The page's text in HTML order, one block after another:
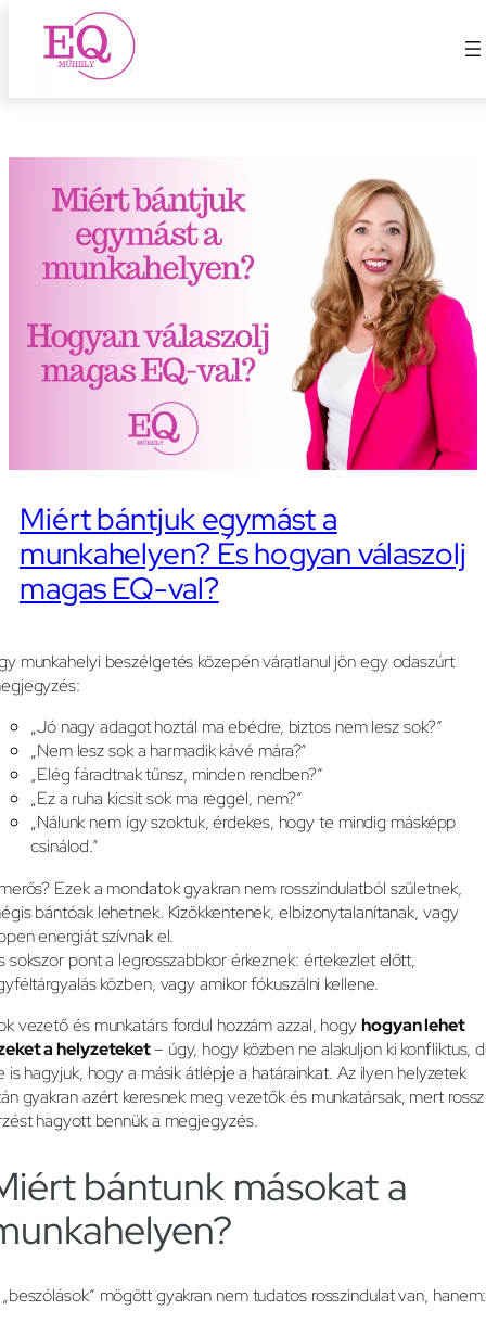
UgrásMagas EQ
Miért bántjuk egymást a
munkahelyen? És hogyan válaszolj
magas EQ-val?
munkahelyi beszélgetés közepén váratlanul jön egy odaszúrt
„Jó nagy adagot hoztál ma ebédre, biztos nem lesz sok?”
„Nem lesz sok a harmadik kávé mára?”
„Elég fáradtnak tűnsz, minden rendben?”
„Ez a ruha kicsit sok ma reggel, nem?”
„Nálunk nem így szoktuk, érdekes, hogy te mindig másképp
csinálod.”
Ezek a mondatok gyakran nem rosszindulatból születnek,
bántóak lehetnek. Kizökkentenek, elbizonytalanítanak, vagy
energiát szívnak el.
sokszor pont a legrosszabbkor érkeznek: értekezlet előtt,
közben, vagy amikor fókuszálni kellene.
vezető és munkatárs fordul hozzám azzal, hogyhogyan lehet
a helyzeteket– úgy, hogy közben ne alakuljon ki konfliktus,
is hagyjuk, hogy a másik átlépje a határainkat. Az ilyen helyzetek
gyakran azért keresnek meg vezetők és munkatársak, mert rossz
hagyott bennük a megjegyzés.
bántunk másokat a
mögött gyakran nem tudatos rosszindulat van, hanem: